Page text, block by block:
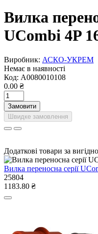
Вилка
UCombi 4P
Виробник: АСКО-УКРЕМ
Немає в наявності
Код: A0080010108
0.00 ₴
Замовити
Швидке замовлення
Додаткові товари за
Вилка переносна серії
25804
1183.80 ₴